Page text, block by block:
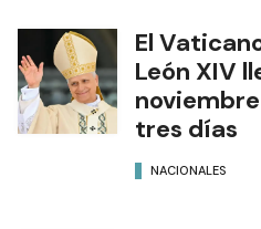
El
León XIV
tres días
NACIONALES